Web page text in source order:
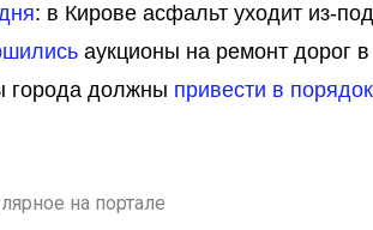
: в Кирове асфальт уходит из-
аукционы на ремонт дорог
города должны привести в порядок
на портале